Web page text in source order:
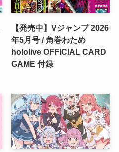
【発売中】Vジャンプ 2026
年5月号 / 角巻わため
hololive OFFICIAL CARD
GAME 付録